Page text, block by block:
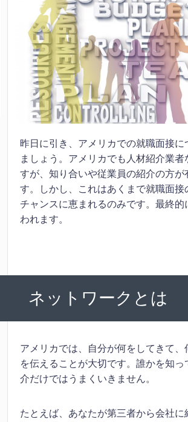
昨日に引き、アメリカでの就職面接に
ましょう。アメリカでも人材紹介業者
すが、知り合いや従業員の紹介の方が
す。しかし、これはあくまで就職面接
チャンスに恵まれるのみです。最終的
われます。
ネットワークとは
アメリカでは、自分が何をしてきて、
を伝えることが大切です。誰かを知っ
介だけではうまくいきません。
たとえば、あなたが第三者から会社に